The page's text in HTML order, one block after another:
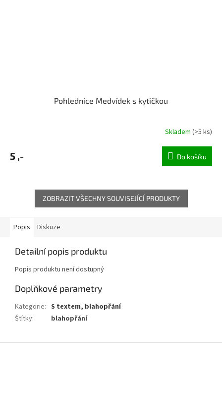
Pohlednice Medvídek s kytičkou
Skladem (>5 ks)
5 ,- Do košíku
ZOBRAZIT VŠECHNY SOUVISEJÍCÍ PRODUKTY
Popis Diskuze
Detailní popis produktu
Popis produktu není dostupný
Doplňkové parametry
Kategorie: S textem, blahopřání
Štítky: blahopřání